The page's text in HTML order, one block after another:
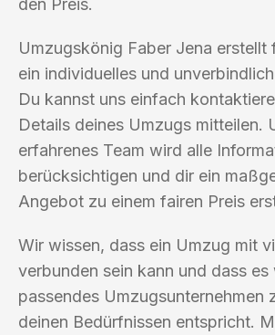
den Preis.
Umzugskönig Faber Jena erstellt
ein individuelles und
Du kannst uns einfach
Details deines Umzugs mitteilen.
erfahrenes Team wird alle
berücksichtigen und dir ein
Angebot zu einem fairen Preis
Wir wissen, dass ein Umzug mit
verbunden sein kann und dass
passendes Umzugsunternehmen
deinen Bedürfnissen entspricht.